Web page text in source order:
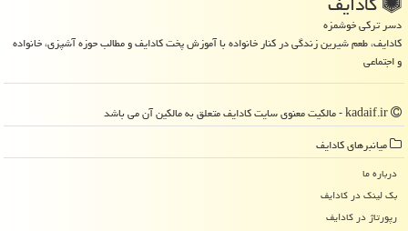
دسر ترکی خوشمزه
کادایف، طعم شیرین زندگی در کنار خانواده با آموزش پخت کادایف و مطالب حوزه آشپزی، خانواده
و اجتماعی
میانبرهای كادایف
درباره ما
بک لینک در كادایف
رپورتاژ در كادایف